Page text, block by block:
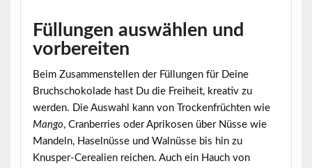
Füllungen auswählen und
vorbereiten
Beim Zusammenstellen der Füllungen für Deine
Bruchschokoladehast Du die Freiheit, kreativ zu
werden. Die Auswahl kann von Trockenfrüchten wie
Mango, Cranberries oder Aprikosen über Nüsse wie
Mandeln, Haselnüsse und Walnüsse bis hin zu
Knusper-Cerealien reichen. Auch ein Hauch von